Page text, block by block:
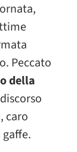
Peccato
della
caro